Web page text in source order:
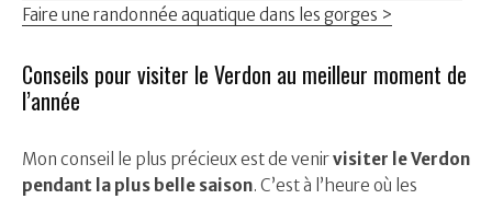
Faire une randonnée aquatique dans les gorges >
Conseils pour visiter le Verdon au meilleur moment de
l’année
Mon conseil le plus précieux est de venirvisiter le Verdon
pendant la plus belle saison. C’est à l’heure où les